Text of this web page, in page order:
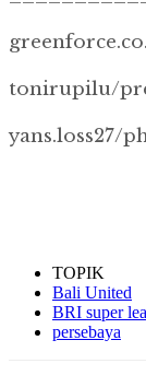
tonirupilu/
yans.loss27/
TOPIK
Bali United
BRI super
persebaya